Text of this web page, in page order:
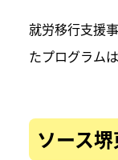
就労移行支援
たプログラム
ソース堺